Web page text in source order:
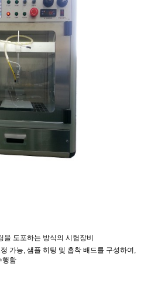
도포하는 방식의 시험장비
가능, 샘플 히팅 및 흡착 배드를 구성하여,
행함